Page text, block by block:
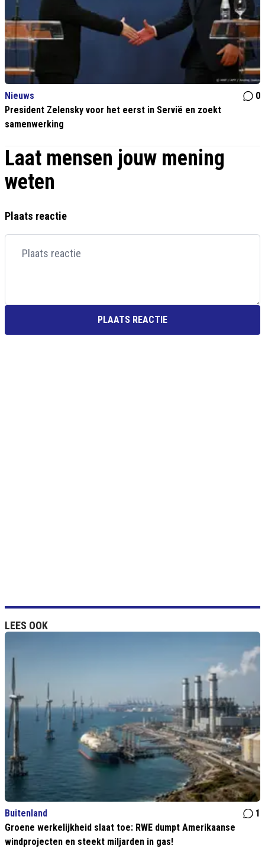
Nieuws
0
President Zelensky voor het eerst in Servië en zoekt
samenwerking
Laat mensen jouw mening
weten
Plaats reactie
PLAATS REACTIE
LEES OOK
Buitenland
1
Groene werkelijkheid slaat toe: RWE dumpt Amerikaanse
windprojecten en steekt miljarden in gas!